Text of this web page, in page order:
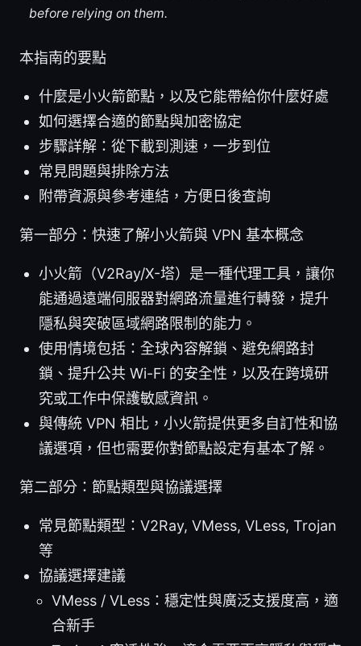
before relying on them.
本指南的要點
什麼是小火箭節點，以及它能帶給你什麼好處
如何選擇合適的節點與加密協定
步驟詳解：從下載到測速，一步到位
常見問題與排除方法
附帶資源與參考連結，方便日後查詢
第一部分：快速了解小火箭與 VPN 基本概念
小火箭（V2Ray/X-塔）是一種代理工具，讓你
能通過遠端伺服器對網路流量進行轉發，提升
隱私與突破區域網路限制的能力。
使用情境包括：全球內容解鎖、避免網路封
鎖、提升公共 Wi-Fi 的安全性，以及在跨境研
究或工作中保護敏感資訊。
與傳統 VPN 相比，小火箭提供更多自訂性和協
議選項，但也需要你對節點設定有基本了解。
第二部分：節點類型與協議選擇
常見節點類型：V2Ray, VMess, VLess, Trojan
等
協議選擇建議
VMess / VLess：穩定性與廣泛支援度高，適
合新手